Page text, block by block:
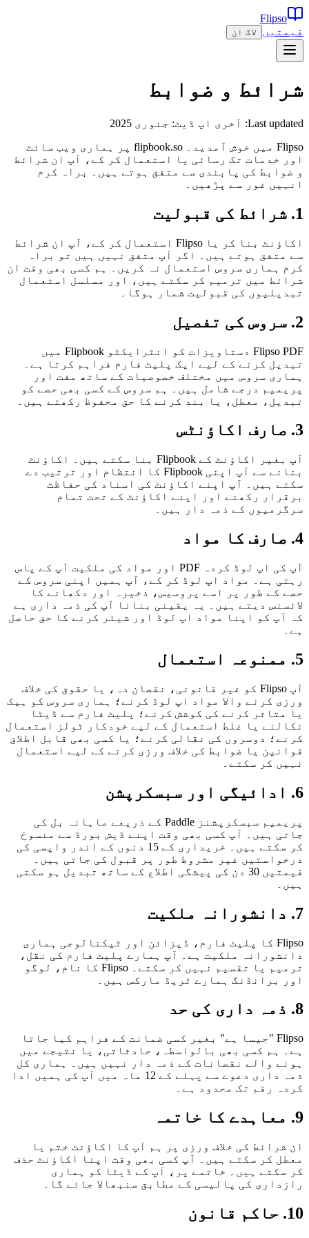
Flipso
قیمتیں
لاگ ان
شرائط و ضوابط
Last updated:
آخری اپ ڈیٹ: جنوری 2025
Flipso میں خوش آمدید۔ flipbook.so پر ہماری ویب سائٹ
اور خدمات تک رسائی یا استعمال کر کے، آپ ان شرائط
و ضوابط کی پابندی سے متفق ہوتے ہیں۔ براہ کرم
انہیں غور سے پڑھیں۔
1. شرائط کی قبولیت
اکاؤنٹ بنا کر یا Flipso استعمال کر کے، آپ ان شرائط
سے متفق ہوتے ہیں۔ اگر آپ متفق نہیں ہیں تو براہ
کرم ہماری سروس استعمال نہ کریں۔ ہم کسی بھی وقت ان
شرائط میں ترمیم کر سکتے ہیں، اور مسلسل استعمال
تبدیلیوں کی قبولیت شمار ہوگا۔
2. سروس کی تفصیل
Flipso PDF دستاویزات کو انٹرایکٹو Flipbook میں
تبدیل کرنے کے لیے ایک پلیٹ فارم فراہم کرتا ہے۔
ہماری سروس میں مختلف خصوصیات کے ساتھ مفت اور
پریمیم درجے شامل ہیں۔ ہم سروس کے کسی بھی حصے کو
تبدیل، معطل، یا بند کرنے کا حق محفوظ رکھتے ہیں۔
3. صارف اکاؤنٹس
آپ بغیر اکاؤنٹ کے Flipbook بنا سکتے ہیں۔ اکاؤنٹ
بنانے سے آپ اپنی Flipbook کا انتظام اور ترتیب دے
سکتے ہیں۔ آپ اپنے اکاؤنٹ کی اسناد کی حفاظت
برقرار رکھنے اور اپنے اکاؤنٹ کے تحت تمام
سرگرمیوں کے ذمہ دار ہیں۔
4. صارف کا مواد
آپ کی اپ لوڈ کردہ PDF اور مواد کی ملکیت آپ کے پاس
رہتی ہے۔ مواد اپ لوڈ کر کے، آپ ہمیں اپنی سروس کے
حصے کے طور پر اسے پروسیس، ذخیرہ اور دکھانے کا
لائسنس دیتے ہیں۔ یہ یقینی بنانا آپ کی ذمہ داری ہے
کہ آپ کو اپنا مواد اپ لوڈ اور شیئر کرنے کا حق حاصل
ہے۔
5. ممنوعہ استعمال
آپ Flipso کو غیر قانونی، نقصان دہ، یا حقوق کی خلاف
ورزی کرنے والا مواد اپ لوڈ کرنے؛ ہماری سروس کو ہیک
یا متاثر کرنے کی کوشش کرنے؛ پلیٹ فارم سے ڈیٹا
نکالنے یا غلط استعمال کے لیے خودکار ٹولز استعمال
کرنے؛ دوسروں کی نقالی کرنے؛ یا کسی بھی قابل اطلاق
قوانین یا ضوابط کی خلاف ورزی کرنے کے لیے استعمال
نہیں کر سکتے۔
6. ادائیگی اور سبسکرپشن
پریمیم سبسکرپشنز Paddle کے ذریعے ماہانہ بل کی
جاتی ہیں۔ آپ کسی بھی وقت اپنے ڈیش بورڈ سے منسوخ
کر سکتے ہیں۔ خریداری کے 15 دنوں کے اندر واپسی کی
درخواستیں غیر مشروط طور پر قبول کی جاتی ہیں۔
قیمتیں 30 دن کی پیشگی اطلاع کے ساتھ تبدیل ہو سکتی
ہیں۔
7. دانشورانہ ملکیت
Flipso کا پلیٹ فارم، ڈیزائن اور ٹیکنالوجی ہماری
دانشورانہ ملکیت ہے۔ آپ ہمارے پلیٹ فارم کی نقل،
ترمیم یا تقسیم نہیں کر سکتے۔ Flipso کا نام، لوگو
اور برانڈنگ ہمارے ٹریڈ مارکس ہیں۔
8. ذمہ داری کی حد
Flipso "جیسا ہے" بغیر کسی ضمانت کے فراہم کیا جاتا
ہے۔ ہم کسی بھی بالواسطہ، حادثاتی، یا نتیجے میں
ہونے والے نقصانات کے ذمہ دار نہیں ہیں۔ ہماری کل
ذمہ داری دعوے سے پہلے کے 12 ماہ میں آپ کی ہمیں ادا
کردہ رقم تک محدود ہے۔
9. معاہدے کا خاتمہ
ان شرائط کی خلاف ورزی پر ہم آپ کا اکاؤنٹ ختم یا
معطل کر سکتے ہیں۔ آپ کسی بھی وقت اپنا اکاؤنٹ حذف
کر سکتے ہیں۔ خاتمے پر، آپ کے ڈیٹا کو ہماری
رازداری کی پالیسی کے مطابق سنبھالا جائے گا۔
10. حاکم قانون